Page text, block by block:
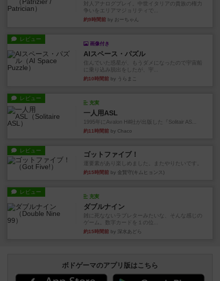
対人アナログプレイ。中世イタリアの貴族の権力
争いをエリアマジョリティで...
約9時間前 by おーちゃん
レビュー
画像付き
AIスペース・パズル
住んでいた惑星が、もうダメになったので宇宙船
に乗り込み脱出をしたが、宇...
約10時間前 by うらまこ
レビュー
充実
一人用ASL
1995年にAvalon Hill社が出版した『Solitair AS...
約11時間前 by Chaco
レビュー ゴットファイブ！
運要素があり楽しめました。またやりたいです。
約15時間前 by 金賢守(キムヒョンス)
レビュー
充実
ダブルナイン
雑に死なないラブレターみたいな、そんな感じの
ゲーム。数字カードを１の位...
約15時間前 by 深水あどら
ボドゲーマのアプリ版はこちら